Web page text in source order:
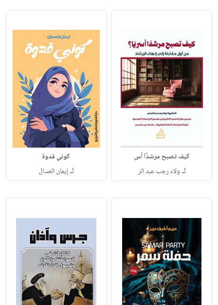
كيف تصبح مرشدًا أس
لـ ولاء رجب عبد الر
كوني قدوة
لـإيمان العسال